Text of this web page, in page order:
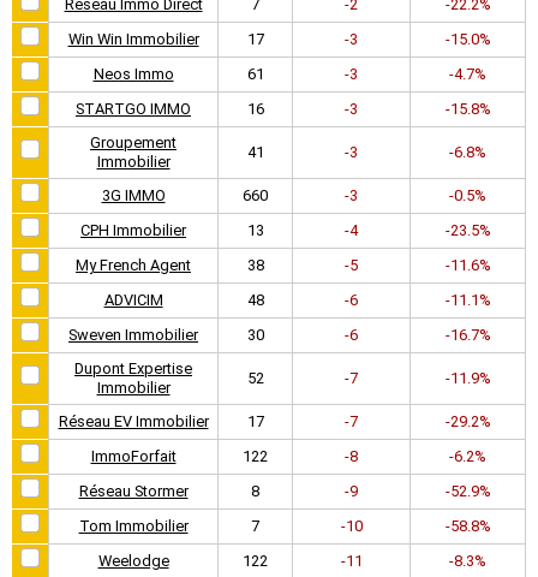
Réseau Immo Direct
7 -2
-22.2%
Win Win Immobilier
17 -3
-15.0%
Neos Immo
61 -3
-4.7%
STARTGO IMMO
16 -3
-15.8%
Groupement
Immobilier
41 -3 -6.8%
3G IMMO 660 -3
-0.5%
CPH Immobilier
13 -4
-23.5%
My French Agent
38 -5
-11.6%
ADVICIM
48 -6
-11.1%
Sweven Immobilier
30 -6
-16.7%
Dupont Expertise
Immobilier
52 -7 -11.9%
Réseau EV Immobilier 17 -7
-29.2%
ImmoForfait
122 -8
-6.2%
Réseau Stormer
8 -9
-52.9%
Tom Immobilier
7 -10
-58.8%
Weelodge
122 -11
-8.3%